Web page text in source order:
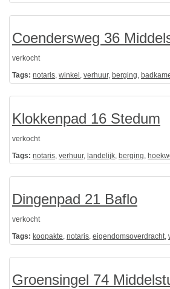
Coendersweg 36
verkocht
Tags: notaris, winkel , verhuur, berging,
Klokkenpad 16 Stedum
verkocht
Tags: notaris, verhuur, landelijk, berging,
Dingenpad 21 Baflo
verkocht
Tags: koopakte, notaris, eigendomsoverdracht,
Groensingel 74